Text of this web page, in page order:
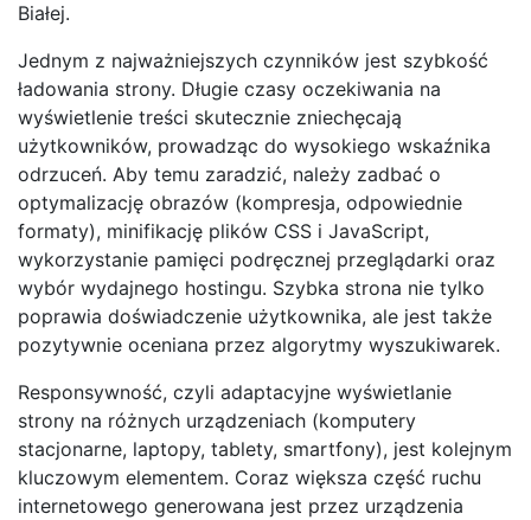
Białej.
Jednym z najważniejszych czynników jest szybkość
ładowania strony. Długie czasy oczekiwania na
wyświetlenie treści skutecznie zniechęcają
użytkowników, prowadząc do wysokiego wskaźnika
odrzuceń. Aby temu zaradzić, należy zadbać o
optymalizację obrazów (kompresja, odpowiednie
formaty), minifikację plików CSS i JavaScript,
wykorzystanie pamięci podręcznej przeglądarki oraz
wybór wydajnego hostingu. Szybka strona nie tylko
poprawia doświadczenie użytkownika, ale jest także
pozytywnie oceniana przez algorytmy wyszukiwarek.
Responsywność, czyli adaptacyjne wyświetlanie
strony na różnych urządzeniach (komputery
stacjonarne, laptopy, tablety, smartfony), jest kolejnym
kluczowym elementem. Coraz większa część ruchu
internetowego generowana jest przez urządzenia